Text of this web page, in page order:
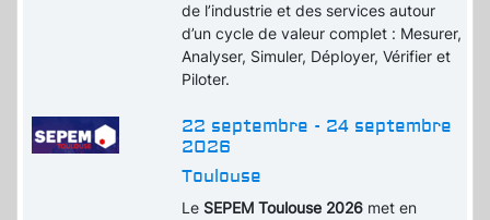
de l’industrie et des services autour
d’un cycle de valeur complet : Mesurer,
Analyser, Simuler, Déployer, Vérifier et
Piloter.
22 septembre - 24 septembre
2026
Toulouse
Le SEPEM Toulouse 2026 met en